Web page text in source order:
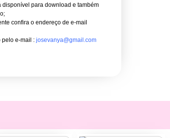
para download e também
confira o endereço de e-mail
pelo e-mail : josevanya@gmail.com